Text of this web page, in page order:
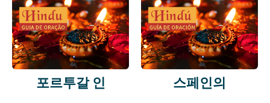
포르투갈 인 스페인의